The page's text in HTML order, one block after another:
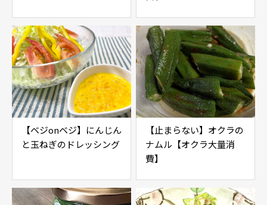
【ベジonベジ】にんじん
と玉ねぎのドレッシング
【止まらない】オクラの
ナムル【オクラ大量消
費】